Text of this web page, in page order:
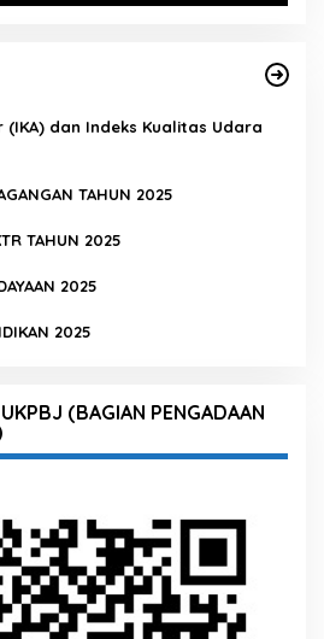
(IKA) dan Indeks Kualitas Udara
TAHUN 2025
TAHUN 2025
2025
2025
(BAGIAN PENGADAAN